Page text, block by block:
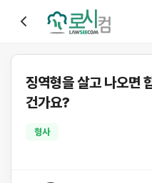
징역형을 살고 나오면
건가요?
형사